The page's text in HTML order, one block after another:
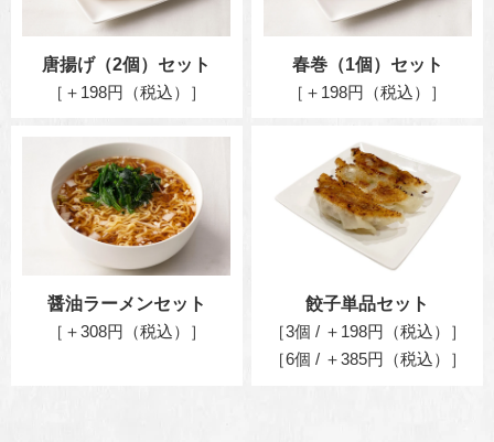
唐揚げ（2個）セット
［＋198円（税込）］
春巻（1個）セット
［＋198円（税込）］
醤油ラーメンセット
［＋308円（税込）］
餃子単品セット
［3個 / ＋198円（税込）］
［6個 / ＋385円（税込）］